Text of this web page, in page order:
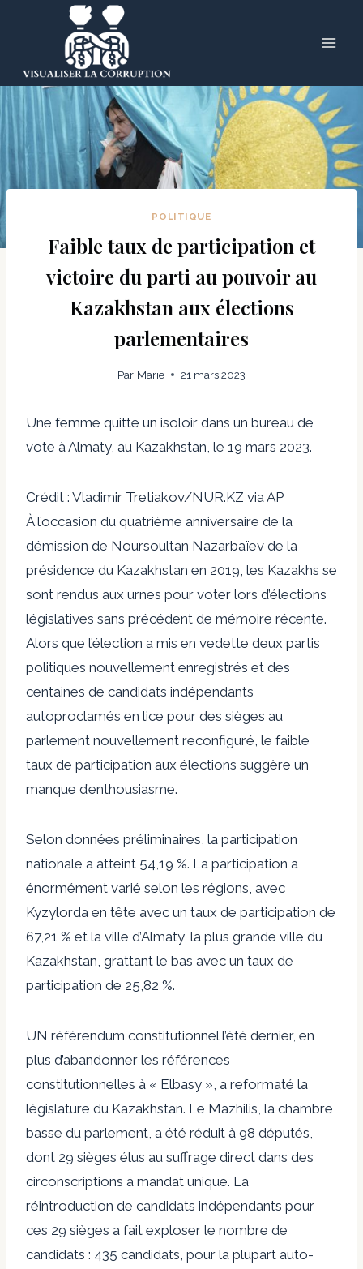
POLITIQUE
Faible taux de participation et
victoire du parti au pouvoir au
Kazakhstan aux élections
parlementaires
Par Marie 21 mars 2023
Une femme quitte un isoloir dans un bureau de
vote à Almaty, au Kazakhstan, le 19 mars 2023.
Crédit : Vladimir Tretiakov/NUR.KZ via AP
À l’occasion du quatrième anniversaire de la
démission de Noursoultan Nazarbaïev de la
présidence du Kazakhstan en 2019, les Kazakhs se
sont rendus aux urnes pour voter lors d’élections
législatives sans précédent de mémoire récente.
Alors que l’élection a mis en vedette deux partis
politiques nouvellement enregistrés et des
centaines de candidats indépendants
autoproclamés en lice pour des sièges au
parlement nouvellement reconfiguré, le faible
taux de participation aux élections suggère un
manque d’enthousiasme.
Selon données préliminaires , la participation
nationale a atteint 54,19 %. La participation a
énormément varié selon les régions, avec
Kyzylorda en tête avec un taux de participation de
67,21 % et la ville d’Almaty, la plus grande ville du
Kazakhstan, grattant le bas avec un taux de
participation de 25,82 %.
UN référendum constitutionnel l’été dernier, en
plus d’abandonner les références
constitutionnelles à « Elbasy », a reformaté la
législature du Kazakhstan. Le Mazhilis, la chambre
basse du parlement, a été réduit à 98 députés,
dont 29 sièges élus au suffrage direct dans des
circonscriptions à mandat unique. La
réintroduction de candidats indépendants pour
ces 29 sièges a fait exploser le nombre de
candidats : 435 candidats, pour la plupart auto-